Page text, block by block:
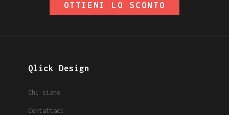
OTTIENI LO SCONTO
Qlick Design
Chi siamo
Contattaci